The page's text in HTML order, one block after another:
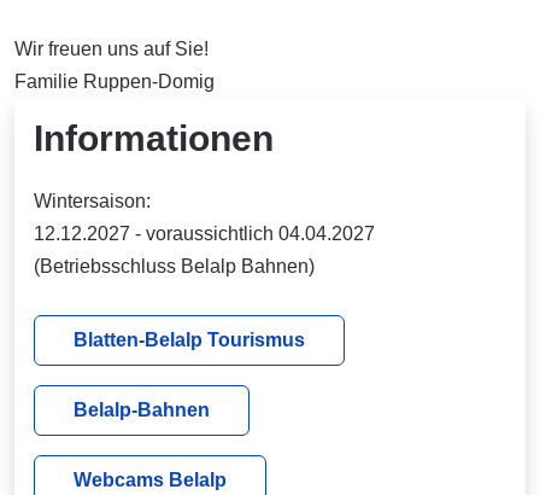
Wir freuen uns auf Sie!
Familie Ruppen-Domig
Informationen
Wintersaison:
12.12.2027 - voraussichtlich 04.04.2027
(Betriebsschluss Belalp Bahnen)
Blatten-Belalp Tourismus
Belalp-Bahnen
Webcams Belalp